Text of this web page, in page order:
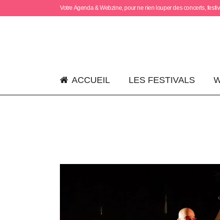
Votre Agenda & Webzine, pour ne rien louper des concerts,
ACCUEIL LES FESTIVALS